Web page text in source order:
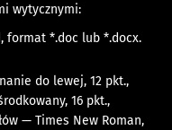
wytycznymi:
format *.doc lub *.docx.
do lewej, 12 pkt.,
16 pkt.,
— Times New Roman,